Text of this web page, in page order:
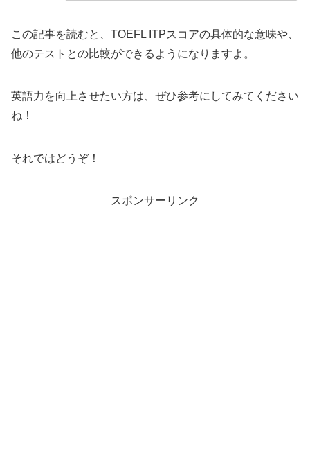
この記事を読むと、TOEFL ITPスコアの具体的な意味や、
他のテストとの比較ができるようになりますよ。
英語力を向上させたい方は、ぜひ参考にしてみてください
ね！
それではどうぞ！
スポンサーリンク